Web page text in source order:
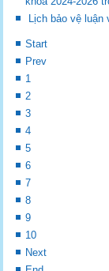
Lịch bảo vệ
Start
Prev
1
2
3
4
5
6
7
8
9
10
Next